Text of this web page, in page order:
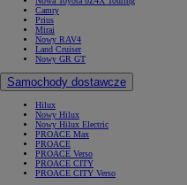
Camry
Prius
Mirai
Nowy RAV4
Land Cruiser
Nowy GR GT
Samochody dostawcze
Hilux
Nowy Hilux
Nowy Hilux Electric
PROACE Max
PROACE
PROACE Verso
PROACE CITY
PROACE CITY Verso